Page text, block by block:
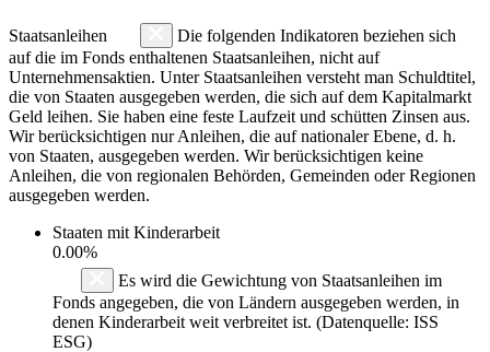
Staatsanleihen
Die folgenden Indikatoren beziehen sich
auf die im Fonds enthaltenen Staatsanleihen, nicht auf
Unternehmensaktien. Unter Staatsanleihen versteht man Schuldtitel,
die von Staaten ausgegeben werden, die sich auf dem Kapitalmarkt
Geld leihen. Sie haben eine feste Laufzeit und schütten Zinsen aus.
Wir berücksichtigen nur Anleihen, die auf nationaler Ebene, d. h.
von Staaten, ausgegeben werden. Wir berücksichtigen keine
Anleihen, die von regionalen Behörden, Gemeinden oder Regionen
ausgegeben werden.
Staaten mit Kinderarbeit
0.00%
Es wird die Gewichtung von Staatsanleihen im
Fonds angegeben, die von Ländern ausgegeben werden, in
denen Kinderarbeit weit verbreitet ist. (Datenquelle: ISS
ESG)